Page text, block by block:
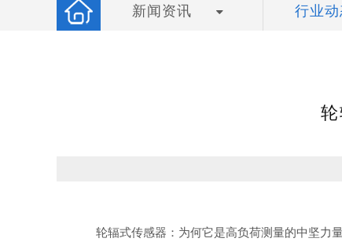
新闻资讯 行业动
轮辐式传感器：为何它是高负荷测量的中坚力